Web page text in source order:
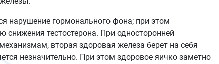
нарушение гормонального фона; при этом
снижения тестостерона. При односторонней
вторая здоровая железа берет на себя
незначительно. При этом здоровое яичко заметно